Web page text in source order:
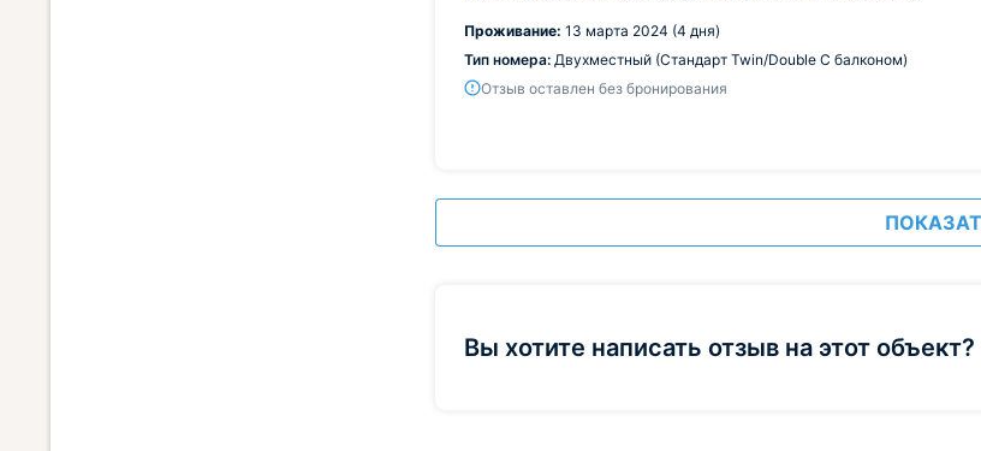
Проживание: 13 марта 2024 (4 дня)
Тип номера: Двухместный (Стандарт Twin/Double С балконом)
Отзыв оставлен без бронирования
Вы хотите написать отзыв на этот объект?